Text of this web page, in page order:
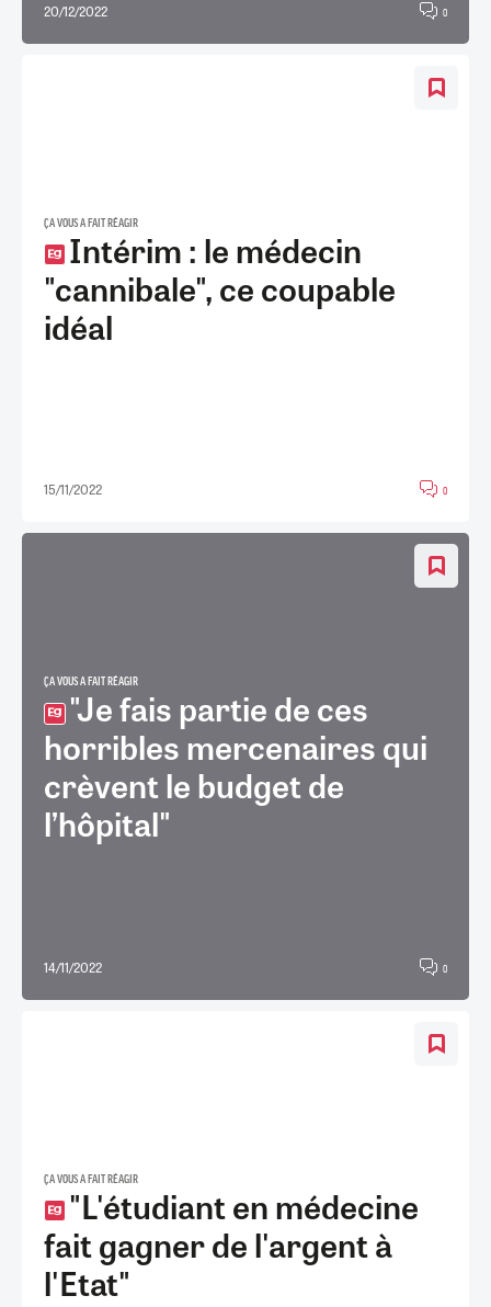
20/12/2022 0
ÇA VOUS A FAIT RÉAGIR
Intérim : le médecin
"cannibale", ce coupable
idéal
15/11/2022 0
ÇA VOUS A FAIT RÉAGIR
"Je fais partie de ces
horribles mercenaires qui
crèvent le budget de
l’hôpital"
14/11/2022 0
ÇA VOUS A FAIT RÉAGIR
"L'étudiant en médecine
fait gagner de l'argent à
l'Etat"